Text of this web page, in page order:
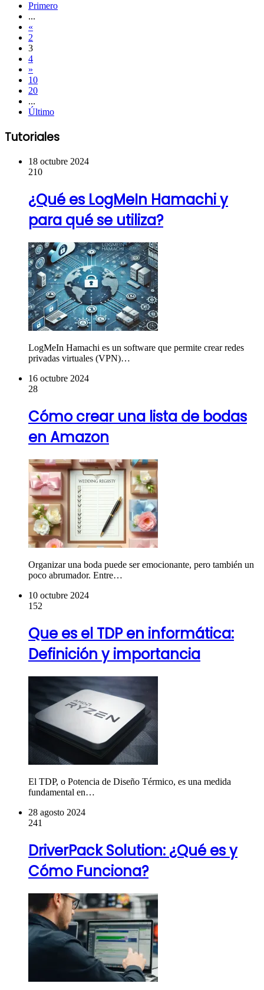
Primero
...
«
2
3
4
»
10
20
...
Último
Tutoriales
18 octubre 2024
210
¿Qué es LogMeIn Hamachi y
para qué se utiliza?
LogMeIn Hamachi es un software que permite crear redes
privadas virtuales (VPN)…
16 octubre 2024
28
Cómo crear una lista de bodas
en Amazon
Organizar una boda puede ser emocionante, pero también un
poco abrumador. Entre…
10 octubre 2024
152
Que es el TDP en informática:
Definición y importancia
El TDP, o Potencia de Diseño Térmico, es una medida
fundamental en…
28 agosto 2024
241
DriverPack Solution: ¿Qué es y
Cómo Funciona?